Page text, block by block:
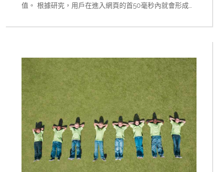
值。 根據研究，用戶在進入網頁的首50毫秒內就會形成對
果UI設計不能立即吸引用戶，您可能已經失去了這位潛在
心元素，幫助您打造既美觀又實用的網頁介面。